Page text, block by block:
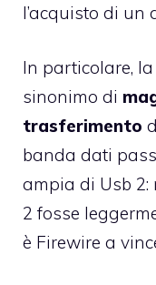
l’acquisto di un
In particolare,
sinonimo di
trasferimento
banda dati
ampia di Usb
2 fosse
è Firewire a